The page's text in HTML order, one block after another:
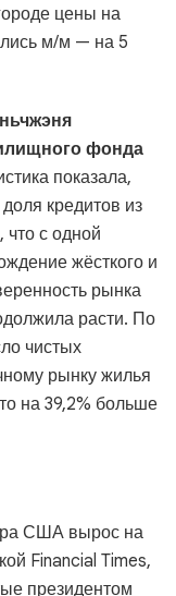
цены на
м/м — на 5
фонда
показала,
кредитов из
с одной
жёсткого и
рынка
расти. По
чистых
рынку жилья
на 39,2% больше
США вырос на
Financial Times,
президентом